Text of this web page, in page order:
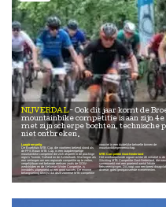
NIJVERDAL
mountainbike competitie is aan zijn
met zijn scherpe bochten, technische
niet ontbreken.
Laagdrempelig
De Broekhuis MTB Cup, die voorheen bekend stond als
de FPS Bouw MTB Cup, is een laagdrempelige
mountainbike competitie die zich afspeelt in de prachtige
regio's Twente, Salland en de Achterhoek. Wat begon als
een verlangen om een regionale competitie op te zetten,
vergelijkbaar met bekende reeksen zoals de GOW-
wedstrijden en de Veluwse Winter Competitie, is
inmiddels uitgegroeid tot een groot succes. De enorme
belangstelling bewijst dat deze zomerse MTB-competitie
voorziet in een duidelijke behoefte binnen de
mountainbikegemeenschap.
MTB Competitie Oost-Nederland
Het overkoepelende orgaan achter dit initiatief is de
Stichting MTB Competitie Oost-Nederland, die
samenwerkt met een groeiend aantal lokale
fietsverenigingen. Dit zorgt voor een breed
diverse, goed georganiseerde evenementen.